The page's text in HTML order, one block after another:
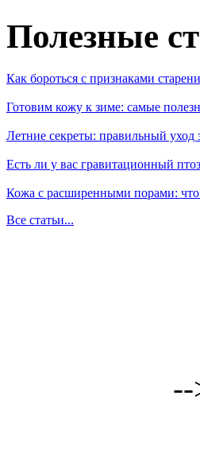
Полезные
Как бороться с признаками
Готовим кожу к зиме: самые
Летние секреты: правильный уход
Есть ли у вас гравитационный
Кожа с расширенными порами: что
Все статьи...
--